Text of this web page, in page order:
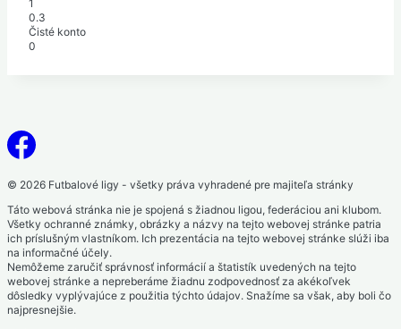
1
0.3
Čisté konto
0
© 2026 Futbalové ligy - všetky práva vyhradené pre majiteľa stránky
Táto webová stránka nie je spojená s žiadnou ligou, federáciou ani klubom.
Všetky ochranné známky, obrázky a názvy na tejto webovej stránke patria
ich príslušným vlastníkom. Ich prezentácia na tejto webovej stránke slúži iba
na informačné účely.
Nemôžeme zaručiť správnosť informácií a štatistík uvedených na tejto
webovej stránke a nepreberáme žiadnu zodpovednosť za akékoľvek
dôsledky vyplývajúce z použitia týchto údajov. Snažíme sa však, aby boli čo
najpresnejšie.